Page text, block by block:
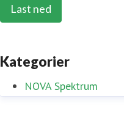
Last ned
Kategorier
NOVA Spektrum